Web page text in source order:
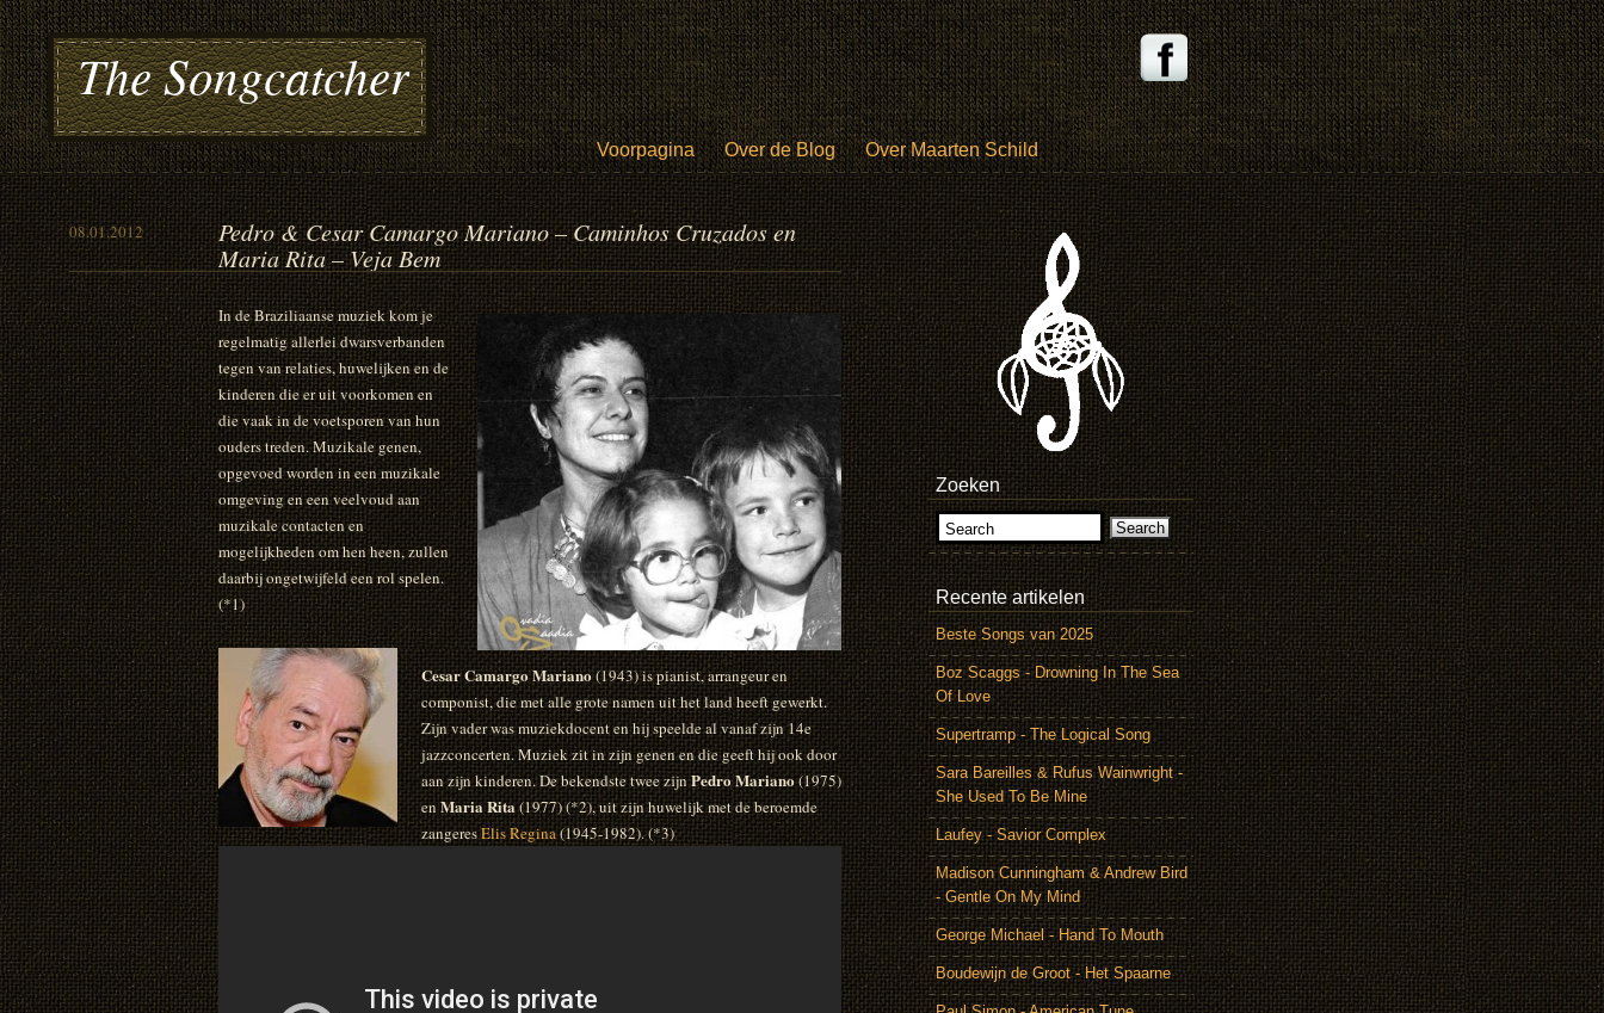
The Songcatcher
Voorpagina Over de Blog Over Maarten Schild
08.01.2012
Pedro & Cesar Camargo Mariano – Caminhos Cruzados en
Maria Rita – Veja Bem
In de Braziliaanse muziek kom je
regelmatig allerlei dwarsverbanden
tegen van relaties, huwelijken en de
kinderen die er uit voorkomen en
die vaak in de voetsporen van hun
ouders treden. Muzikale genen,
opgevoed worden in een muzikale
omgeving en een veelvoud aan
muzikale contacten en
mogelijkheden om hen heen, zullen
daarbij ongetwijfeld een rol spelen.
(*1)
Cesar Camargo Mariano(1943) is pianist, arrangeur en
componist, die met alle grote namen uit het land heeft gewerkt.
Zijn vader was muziekdocent en hij speelde al vanaf zijn 14e
jazzconcerten. Muziek zit in zijn genen en die geeft hij ook door
aan zijn kinderen. De bekendste twee zijnPedro Mariano(1975)
enMaria Rita(1977) (*2), uit zijn huwelijk met de beroemde
zangeresElis Regina(1945-1982). (*3)
Zoeken
Recente artikelen
Beste Songs van 2025
Boz Scaggs - Drowning In The Sea
Of Love
Supertramp - The Logical Song
Sara Bareilles & Rufus Wainwright -
She Used To Be Mine
Laufey - Savior Complex
Madison Cunningham & Andrew Bird
- Gentle On My Mind
George Michael - Hand To Mouth
Boudewijn de Groot - Het Spaarne